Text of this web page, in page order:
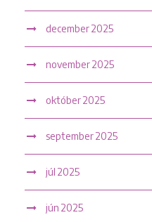
december 2025
november 2025
október 2025
september 2025
júl 2025
jún 2025